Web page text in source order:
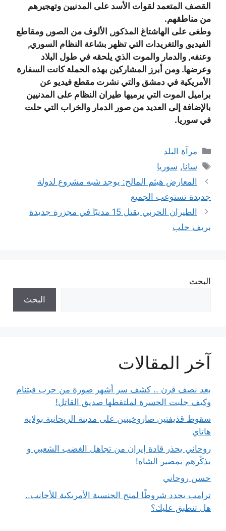
القصف المتعمد لقوات الأسد على المدنيين وتهجيرهم
من مناطقهم.
وطغى على الهاشتاغ المذكور, الألوف من الصور, ومقاطع
الفيديو, والتغريدات التي تظهر بشاعة النظام السوري,
وعنفه, والدمار والموت الذي يلحقه في طول البلاد
وعرضها. ومن أبرز المشاركين بهذه الحملة كانت السفارة
الأمريكية في دمشق والتي نشرت مقطع فيديو عن
براميل الموت التي يرميها طيران النظام على المدنيين
بالإضافة إلى العديد من صور الدمار والخراب التي حلت
في سوريا.
التصنيفات
مرآة البلد
الوسوم
سانا, سوريا
المعارض هيثم المالح: يوجد شبه مشروع لدولة
جديدة تستوعب الجميع
الطيران الحربي يقتل 15 مدنيًا في مجزرة جديدة
بريف حلب
البحث
البحث
آخر المقالات
بعد نصف قرن .. كشف سر أشهر صورة من حرب فيتنام
وكيف جلبت الحسرة لملتقطها صديق القاتل!
سقوط قذيفتين صاروخيتين على مدينة الريحانية بولاية
هاتاي
روحاني يحذر قادة إيران من تجاهل الغضب الشعبي و
يذكّرهم بمصير الشاه!
حسن روحاني
ترامب يحدد شروطًا لمنح الجنسية الأمريكية للأجانب..
هل تنطبق عليك؟